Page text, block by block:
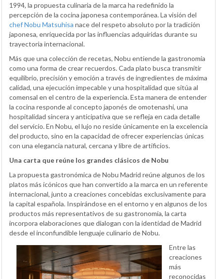
1994, la propuesta culinaria de la marca ha redefinido la
percepción de la cocina japonesa contemporánea. La visión del
chef Nobu Matsuhisa nace del respeto absoluto por la tradición
japonesa, enriquecida por las influencias adquiridas durante su
trayectoria internacional.
Más que una colección de recetas, Nobu entiende la gastronomía
como una forma de crear recuerdos. Cada plato busca transmitir
equilibrio, precisión y emoción a través de ingredientes de máxima
calidad, una ejecución impecable y una hospitalidad que sitúa al
comensal en el centro de la experiencia. Esta manera de entender
la cocina responde al concepto japonés de omotenashi, una
hospitalidad sincera y anticipativa que se refleja en cada detalle
del servicio. En Nobu, el lujo no reside únicamente en la excelencia
del producto, sino en la capacidad de ofrecer experiencias únicas
con una elegancia natural, cercana y libre de artificios.
Una carta que reúne los grandes clásicos de Nobu
La propuesta gastronómica de Nobu Madrid reúne algunos de los
platos más icónicos que han convertido a la marca en un referente
internacional, junto a creaciones concebidas exclusivamente para
la capital española. Inspirándose en el entorno y en algunos de los
productos más representativos de su gastronomía, la carta
incorpora elaboraciones que dialogan con la identidad de Madrid
desde el inconfundible lenguaje culinario de Nobu.
Entre las
creaciones
más
reconocidas